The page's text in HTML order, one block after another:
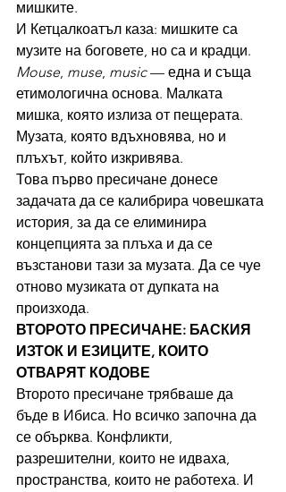
мишките.
И Кетцалкоатъл каза: мишките са
музите на боговете, но са и крадци.
Mouse, muse, music — една и съща
етимологична основа. Малката
мишка, която излиза от пещерата.
Музата, която вдъхновява, но и
плъхът, който изкривява.
Това първо пресичане донесе
задачата да се калибрира човешката
история, за да се елиминира
концепцията за плъха и да се
възстанови тази за музата. Да се чуе
отново музиката от дупката на
произхода.
ВТОРОТО ПРЕСИЧАНЕ: БАСКИЯ
ИЗТОК И ЕЗИЦИТЕ, КОИТО
ОТВАРЯТ КОДОВЕ
Второто пресичане трябваше да
бъде в Ибиса. Но всичко започна да
се обърква. Конфликти,
разрешителни, които не идваха,
пространства, които не работеха. И